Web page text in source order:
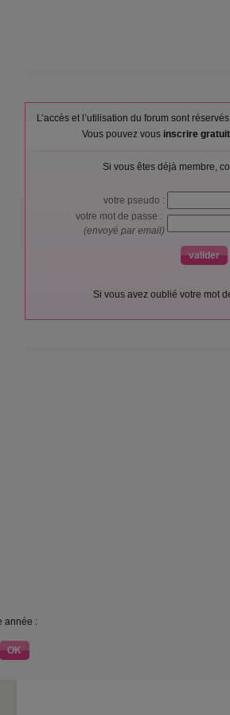
L’accès et l’utilisation du forum sont
Vous pouvez vous inscrire
Si vous êtes déjà membre,
votre pseudo :
votre mot de passe :
(envoyé par email)
Si vous avez oublié votre mot
année :